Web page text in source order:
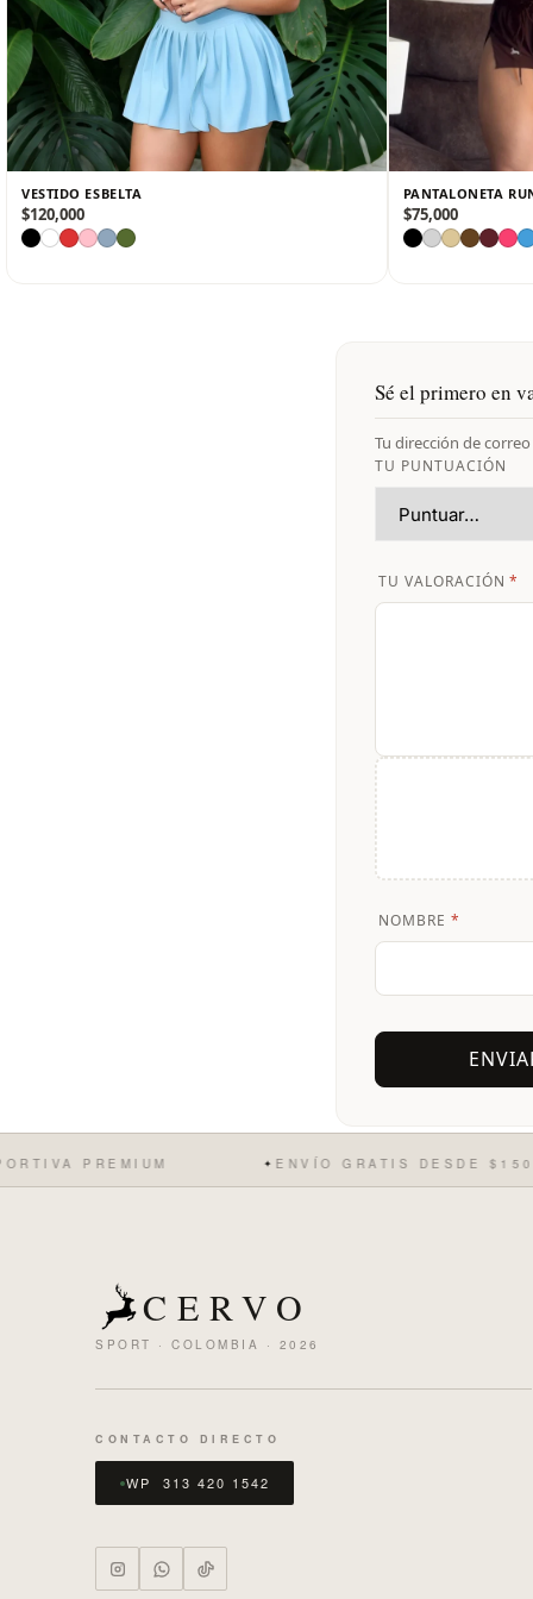
VESTIDO ESBELTA
$120,000
PANTALONETA
$75,000
Sé el primero en
Tu dirección de
TU PUNTUACIÓN
TU VALORACIÓN*
NOMBRE *
PREMIUM ENVÍO GRATIS DESDE $150.000
CERVO
SPORT · COLOMBIA · 2026
CONTACTO DIRECTO
WP 313 420 1542